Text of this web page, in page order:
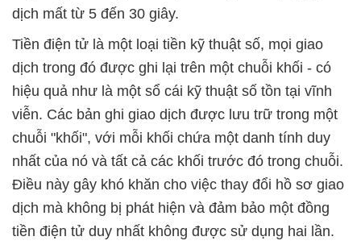
dịch mất từ ​​5 đến 30 giây.
Tiền điện tử là một loại tiền kỹ thuật số, mọi giao
dịch trong đó được ghi lại trên một chuỗi khối - có
hiệu quả như là một sổ cái kỹ thuật số tồn tại vĩnh
viễn. Các bản ghi giao dịch được lưu trữ trong một
chuỗi "khối", với mỗi khối chứa một danh tính duy
nhất của nó và tất cả các khối trước đó trong chuỗi.
Điều này gây khó khăn cho việc thay đổi hồ sơ giao
dịch mà không bị phát hiện và đảm bảo một đồng
tiền điện tử duy nhất không được sử dụng hai lần.